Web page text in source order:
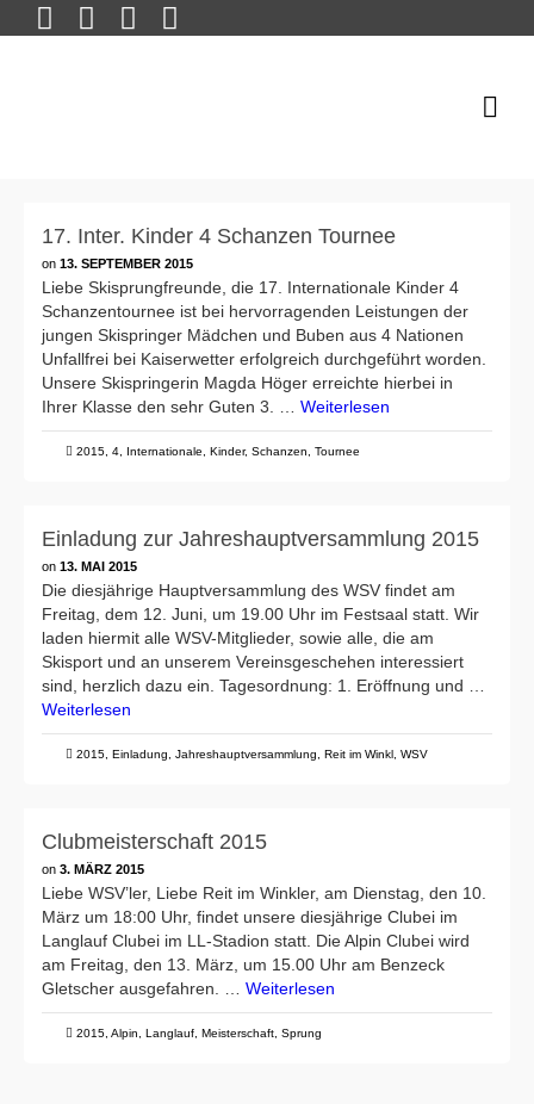
17. Inter. Kinder 4 Schanzen Tournee
on 13. SEPTEMBER 2015
Liebe Skisprungfreunde, die 17. Internationale Kinder 4
Schanzentournee ist bei hervorragenden Leistungen der
jungen Skispringer Mädchen und Buben aus 4 Nationen
Unfallfrei bei Kaiserwetter erfolgreich durchgeführt worden.
Unsere Skispringerin Magda Höger erreichte hierbei in
Ihrer Klasse den sehr Guten 3. … Weiterlesen
2015 4 Internationale Kinder, Schanzen Tournee
Einladung zur Jahreshauptversammlung 2015
on 13. MAI 2015
Die diesjährige Hauptversammlung des WSV findet am
Freitag, dem 12. Juni, um 19.00 Uhr im Festsaal statt. Wir
laden hiermit alle WSV-Mitglieder, sowie alle, die am
Skisport und an unserem Vereinsgeschehen interessiert
sind, herzlich dazu ein. Tagesordnung: 1. Eröffnung und …
Weiterlesen
2015 Einladung Jahreshauptversammlung Reit im Winkl WSV
Clubmeisterschaft 2015
on 3. MÄRZ 2015
Liebe WSV’ler, Liebe Reit im Winkler, am Dienstag, den 10.
März um 18:00 Uhr, findet unsere diesjährige Clubei im
Langlauf Clubei im LL-Stadion statt. Die Alpin Clubei wird
am Freitag, den 13. März, um 15.00 Uhr am Benzeck
Gletscher ausgefahren. … Weiterlesen
2015 Alpin Langlauf Meisterschaft Sprung